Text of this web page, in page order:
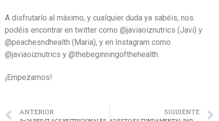
A disfrutarlo al máximo, y cualquier duda ya sabéis, nos
podéis encontrar en twitter como @javiaoiznutrics (Javi) y
@peachesndhealth (Maria), y en Instagram como
@javiaoiznutrics y @thebeginningofthehealth.
¡Empezamos!
ANTERIOR SIGUIENTE